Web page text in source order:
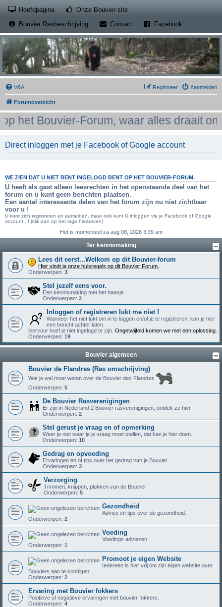
Hoofdpagina Onze Bouvier-site(Opens a new tab)
Bouvier Rasbeschrijving
Contact(Opens a new tab)
Facebook
V&A Aanmelden
Registreer
Forumoverzicht
het Bouvier-Forum, waar alles draait om
Direct inloggen met je Facebook of Google account
WE ZIEN DAT U NIET BENT INGELOGD BENT OP HET BOUVIER-FORUM.
U heeft als gast alleen leesrechten in het openstaande deel van het
forum en u kunt geen berichten plaatsen.
Een aantal interessante delen van het forum zijn nu niet zichtbaar
voor u !
U kunt zich registreren en aamelden, maar ook kunt U inloggen via je Facebook of Google
account...! (klik dan op het logo hierboven)
Het is momenteel za aug 08, 2026 3:39 am
Ter kennismaking
Lees dit eerst...Welkom op dit Bouvier-forum
Hier vindt je onze huisregels op dit Bouvier Forum.
Onderwerpen: 3
Stel jezelf eens voor.
Een kennismaking met het baasje.
Onderwerpen: 2
Inloggen of registreren lukt me niet !
Wanneer het niet lukt om in te loggen en/of je te registreren, kan je hier
een bericht achter laten.
hiervoor hoef je niet ingelogd te zijn. Ongetwijfeld komen we met een oplossing.
Onderwerpen: 19
Bouvier algemeen
Bouvier de Flandres (Ras omschrijving)
Wat je wel moet weten over de Bouvier des Flandres
Onderwerpen: 5
De Bouvier Rasverenigingen
Er zijn in Nederland 2 Bouvier rasverenigingen, ontdek ze hier.
Onderwerpen: 2
Stel gerust je vraag en of opmerking
Weer je niet waar je je vraag moet stellen, dat kan je hier doen.
Onderwerpen: 10
Gedrag en opvoeding
Ervaringen en of tips over het gedrag van je Bouvier
Onderwerpen: 3
Verzorging
Trimmen, knippen, plukken van de Bouvier
Onderwerpen: 5
Gezondheid
Advies en tips over de gezondheid.
Onderwerpen: 2
Voeding
Voedings adviezen
Onderwerpen: 1
Promoot je eigen Website
Iedereen is hier vrij om zijn eigen website over
Bouviers aan te kondigen.
Onderwerpen: 2
Ervaring met Bouvier fokkers
Positieve of negatieve ervaringen met bouvier fokkers.
Onderwerpen: 4